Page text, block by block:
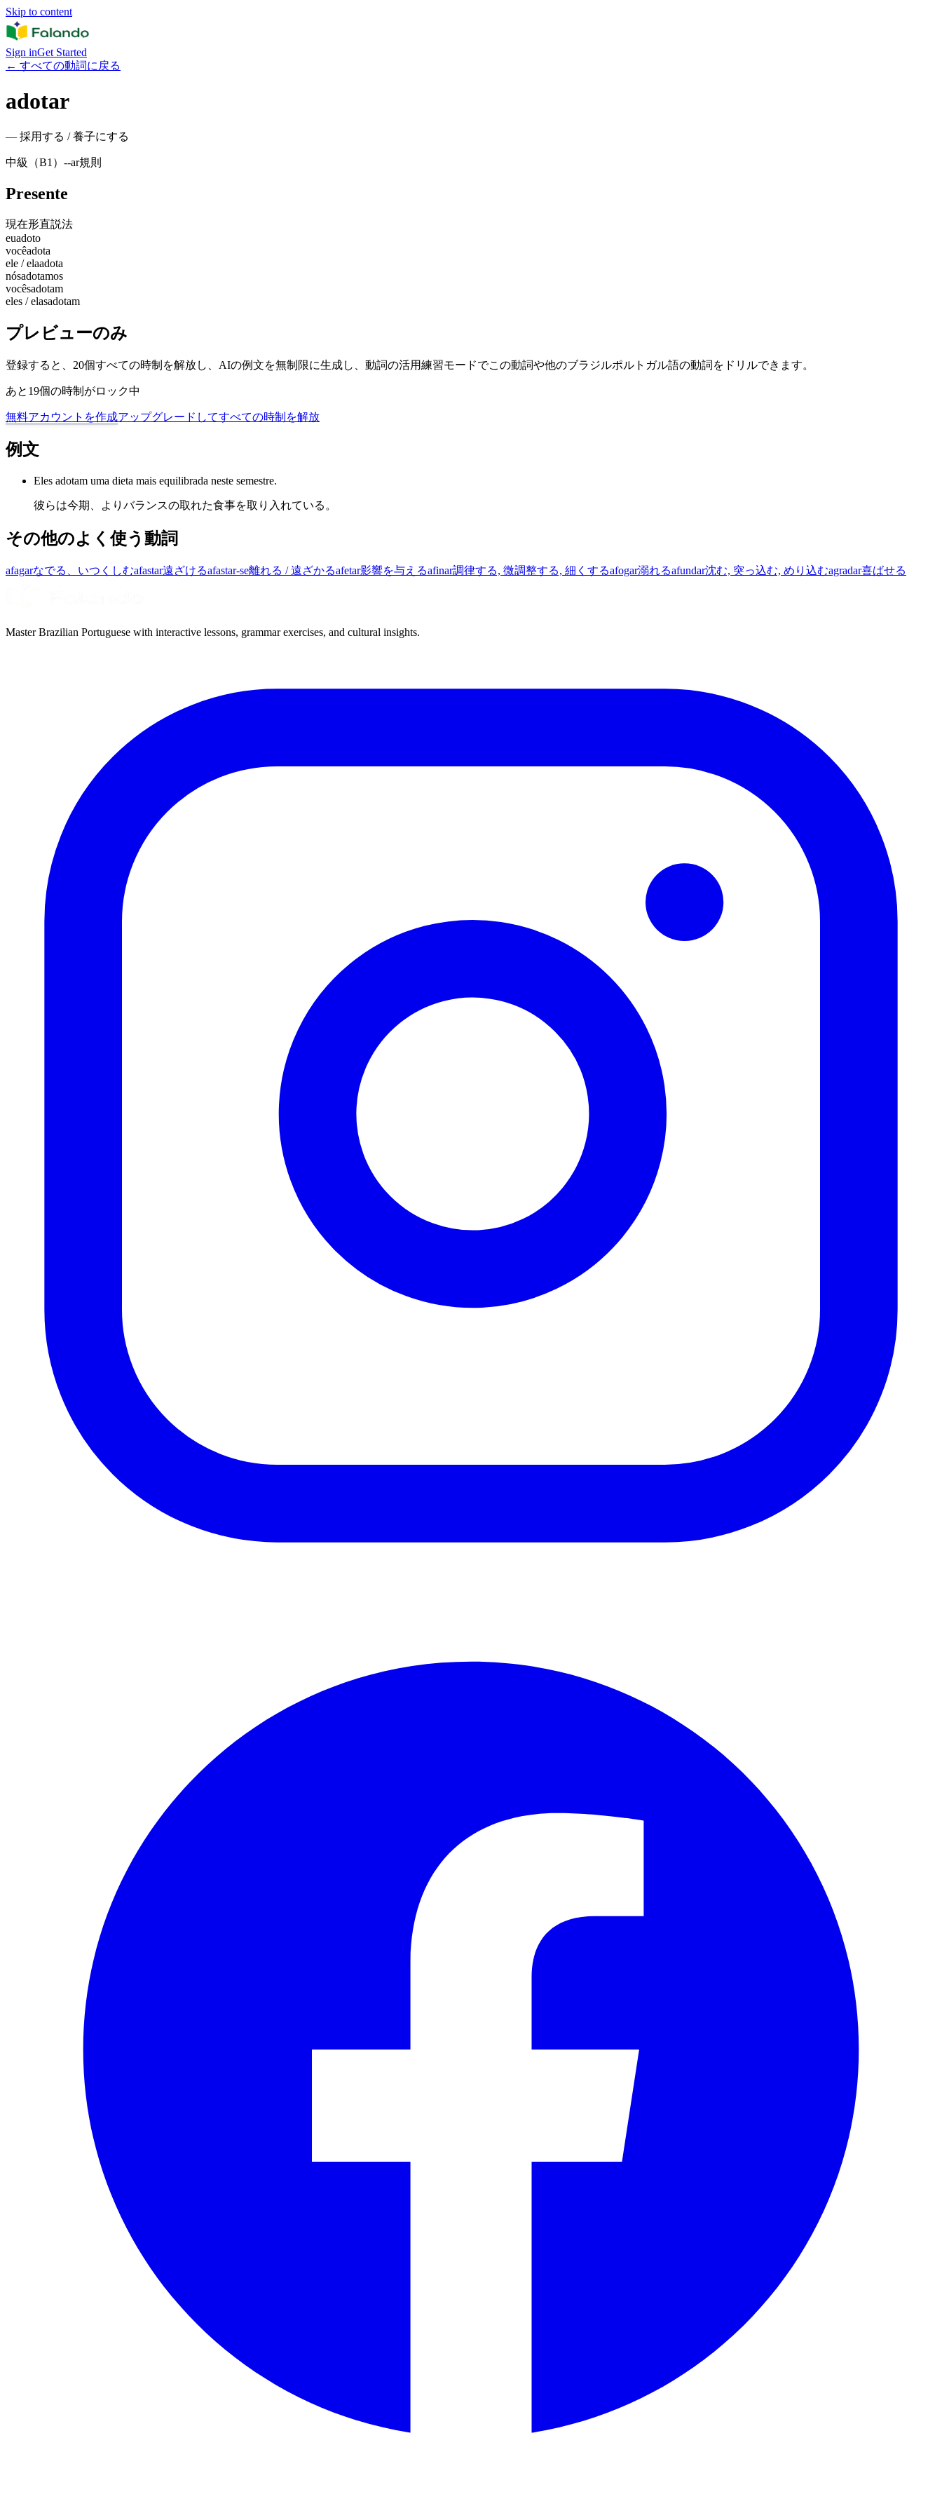
Skip to content
Sign inGet Started
← すべての動詞に戻る
adotar
— 採用する / 養子にする
中級（B1） --ar規則
Presente
現在形直説法
euadoto
vocêadota
ele / elaadota
nósadotamos
vocêsadotam
eles / elasadotam
プレビューのみ
登録すると、20個すべての時制を解放し、AIの例文を無制限に生成し、動詞の活用練習モードでこの動詞や他のブラジルポルトガル語の動詞をドリルできます。
あと19個の時制がロック中
無料アカウントを作成アップグレードしてすべての時制を解放
例文
Eles adotam uma dieta mais equilibrada neste semestre.
彼らは今期、よりバランスの取れた食事を取り入れている。
その他のよく使う動詞
afagarなでる、いつくしむafastar遠ざけるafastar-se離れる / 遠ざかるafetar影響を与えるafinar調律する, 微調整する, 細くするafogar溺れるafundar沈む, 突っ込む, めり込むagradar喜ばせる
Master Brazilian Portuguese with interactive lessons, grammar exercises, and cultural insights.